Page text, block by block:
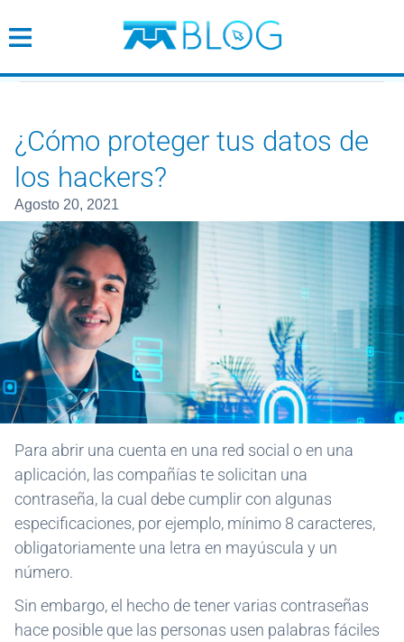
Tendencias
Emprendimiento
Empresarial
¿Cómo proteger tus datos de
¿Cómo proteger tus datos de
los hackers?
agosto 20, 2021
Para abrir una cuenta en una red social o en una
aplicación, las compañías te solicitan una
contraseña, la cual debe cumplir con algunas
especificaciones, por ejemplo, mínimo 8 caracteres,
obligatoriamente una letra en mayúscula y un
número.
Sin embargo, el hecho de tener varias contraseñas
hace posible que las personas usen palabras fáciles